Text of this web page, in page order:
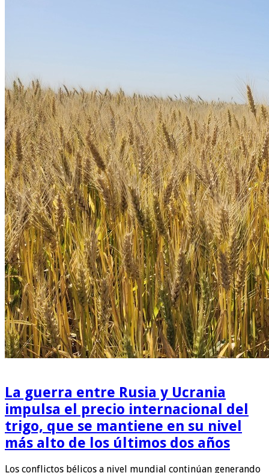
La guerra entre Rusia y Ucrania
impulsa el precio internacional del
trigo, que se mantiene en su nivel
más alto de los últimos dos años
Los conflictos bélicos a nivel mundial continúan generando